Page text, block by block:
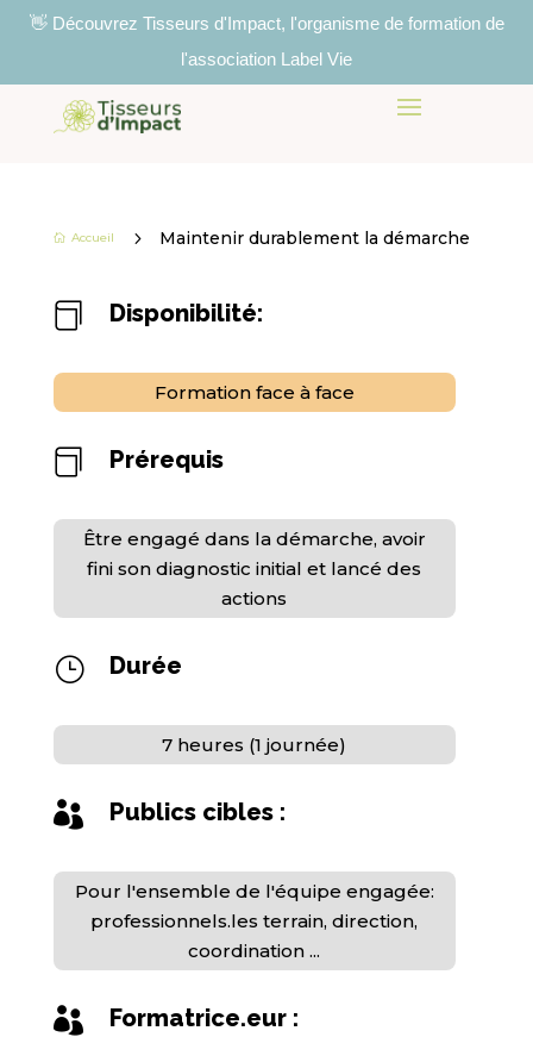
👋 Découvrez Tisseurs d'Impact, l'organisme de formation de
l'association Label Vie
 Accueil 5 Maintenir durablement la démarche
 Disponibilité:
Formation face à face
 Prérequis
Être engagé dans la démarche, avoir
fini son diagnostic initial et lancé des
actions
} Durée
7 heures (1 journée)
 Publics cibles :
Pour l'ensemble de l'équipe engagée:
professionnels.les terrain, direction,
coordination ...
 Formatrice.eur :